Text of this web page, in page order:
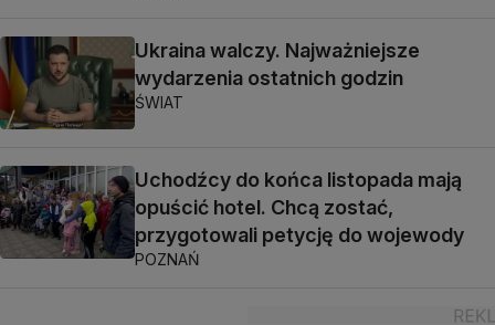
Ukraina walczy. Najważniejsze
wydarzenia ostatnich godzin
ŚWIAT
Uchodźcy do końca listopada mają
opuścić hotel. Chcą zostać,
przygotowali petycję do wojewody
POZNAŃ